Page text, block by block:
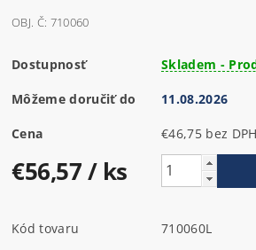
OBJ. Č: 710060
Dostupnosť Skladem -
Môžeme doručiť do 11.08.2026
Cena €46,75 bez DPH
€56,57/ ks
Kód tovaru
710060L